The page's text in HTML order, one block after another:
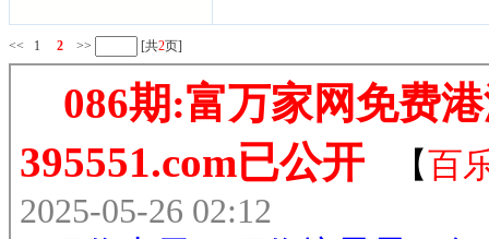
<< 1 2 >> [共2页]